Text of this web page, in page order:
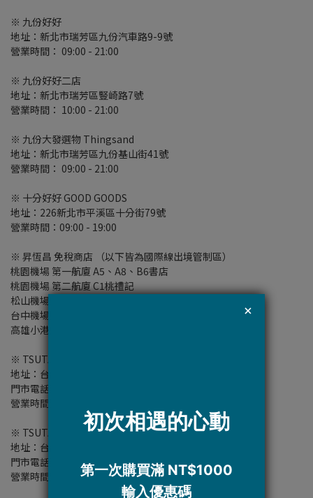
※ 九份好好
地址：新北市瑞芳區九份汽車路9-9號
營業時間： 09:00 - 21:00
※ 九份好好二店
地址：新北市瑞芳區豎崎路7號
營業時間： 10:00 - 21:00
※ 九份大發選物 Thingsand
地址：新北市瑞芳區九份基山街41號
營業時間： 09:00 - 21:00
※ 十分好好 GOOD GOODS
地址： 226新北市平溪區十分街79號
營業時間： 09:00 - 19:00
※ 昇恆昌 免稅商店 （以下皆為國際線出境管制區）
桃園機場 第一航廈A5 、 A8 、 B6書店
桃園機場 第二航廈C1桃禮記
松山機場 文創書店
台中機場 文創商店
高雄小港機場 森活提案+文創商店
※ TSUTAYA BOOKSTORE（松山店）
地址：台北市信義區松山路11號3F
門市電話：02 2528 0616
營業時間：11:00-21:30
※ TSUTAYA BOOKSTORE（南港店）
地址：台北市南港區忠孝東路七段369號2F
門市電話：02 2786 2869
營業時間：08:30-21:30